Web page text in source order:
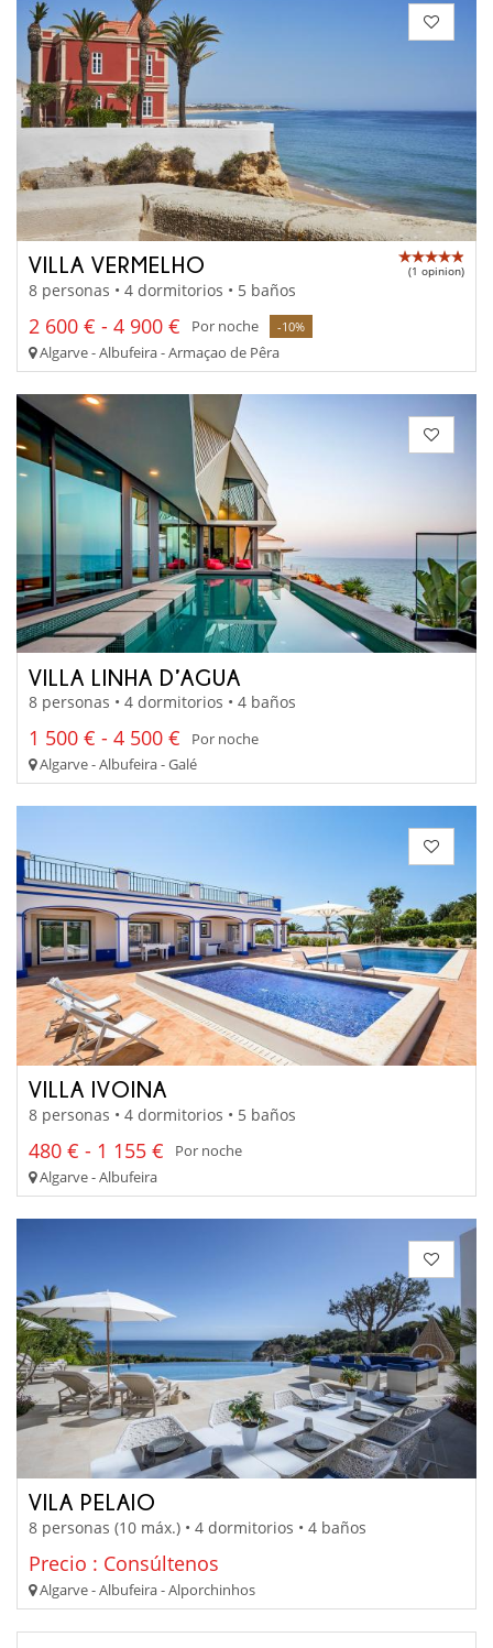
VILLA VERMELHO (1 opinion)
8 personas • 4 dormitorios • 5 baños
2 600 € - 4 900 € Por noche -10%
Algarve - Albufeira - Armaçao de Pêra
VILLA LINHA D’AGUA
8 personas • 4 dormitorios • 4 baños
1 500 € - 4 500 €
Por noche
Algarve - Albufeira - Galé
VILLA IVOINA
8 personas • 4 dormitorios • 5 baños
480 € - 1 155 €
Por noche
Algarve - Albufeira
VILA PELAIO
8 personas (10 máx.) • 4 dormitorios • 4 baños
Precio : Consúltenos
Algarve - Albufeira - Alporchinhos